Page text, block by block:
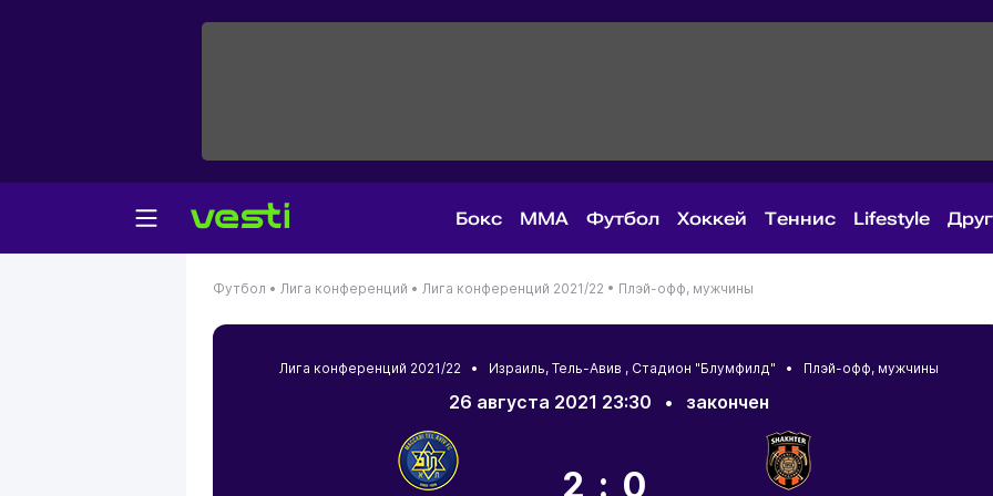
Бокс MMA Футбол Хоккей Теннис Lifestyle
Футбол • Лига конференций • Лига конференций 2021/22 • Плэй-офф, мужчины
Лига конференций 2021/22 • Израиль, Тель-Авив , Стадион "Блумфилд" • Плэй-офф, мужчины
26 августа 2021 23:30 • закончен
2:0